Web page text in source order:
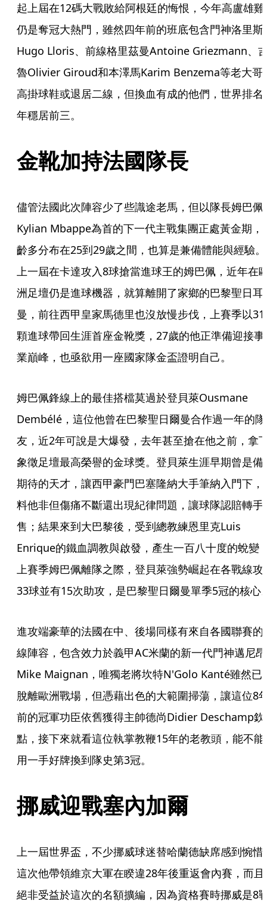
起上屆在12碼大戰敗給阿根廷的悔恨，今年高盧雄雞
仍是奪冠大熱門，雖然四年前的班底包含門神洛里斯
Hugo Lloris、前線格里茲曼Antoine Griezmann、
魯Olivier Giroud和本澤馬Karim Benzema等老大哥
高掛球鞋或退居二線，但換血有成的他們，世界排名
年穩居前三。
金靴加持法國隊長
儘管法國此次陣容少了些識途老馬，但以隊長姆巴佩
Kylian Mbappe為首的下一代主戰集團正處黃金期，
齡多分布在25到29歲之間，也算是兼備體能與經驗。
上一屆在卡達攻入8球搶當進球王的姆巴佩，近年在
洲足壇仍是進球機器，就算離開了家鄉的巴黎聖日耳
曼，前往西甲皇家馬德里也沒放慢步伐，上賽季以31
顆進球帶回生涯首座金靴獎，27歲的他正準備迎接事
業巔峰，也亟欲用一座國家隊金盃證明自己。
姆巴佩鋒線上的最佳搭檔莫過於登貝萊Ousmane
Dembélé，這位他曾在巴黎聖日爾曼合作過一年的隊
友，近2年可說是大爆發，去年甚至搶在他之前，拿
象徵足壇最高榮譽的金球獎。登貝萊生涯早期曾是備
期待的天才，讓西甲豪門巴塞隆納大手筆納入門下，
料他非但傷痛不斷還出現紀律問題，讓球隊認賠轉手
售；結果來到大巴黎後，受到總教練恩里克Luis
Enrique的鐵血調教與啟發，產生一百八十度的蛻變
上賽季姆巴佩離隊之際，登貝萊強勢崛起在各戰線攻
33球並有15次助攻，是巴黎聖日爾曼單季5冠的核心
進攻端豪華的法國在中、後場同樣有來自各國聯賽的
線陣容，包含效力於義甲AC米蘭的新一代門神邁尼昂
Mike Maignan，唯獨老將坎特N'Golo Kanté雖然已
脫離歐洲戰場，但憑藉出色的大範圍掃蕩，讓這位8
前的冠軍功臣依舊獲得主帥德尚Didier Deschamp欽
點，接下來就看這位執掌教鞭15年的老教頭，能不能
用一手好牌換到隊史第3冠。
挪威迎戰塞內加爾
上一屆世界盃，不少挪威球迷替哈蘭德缺席感到惋惜
這次他帶領維京大軍在睽違28年後重返會內賽，而且
絕非受益於這次的名額擴編，因為資格賽時挪威是8